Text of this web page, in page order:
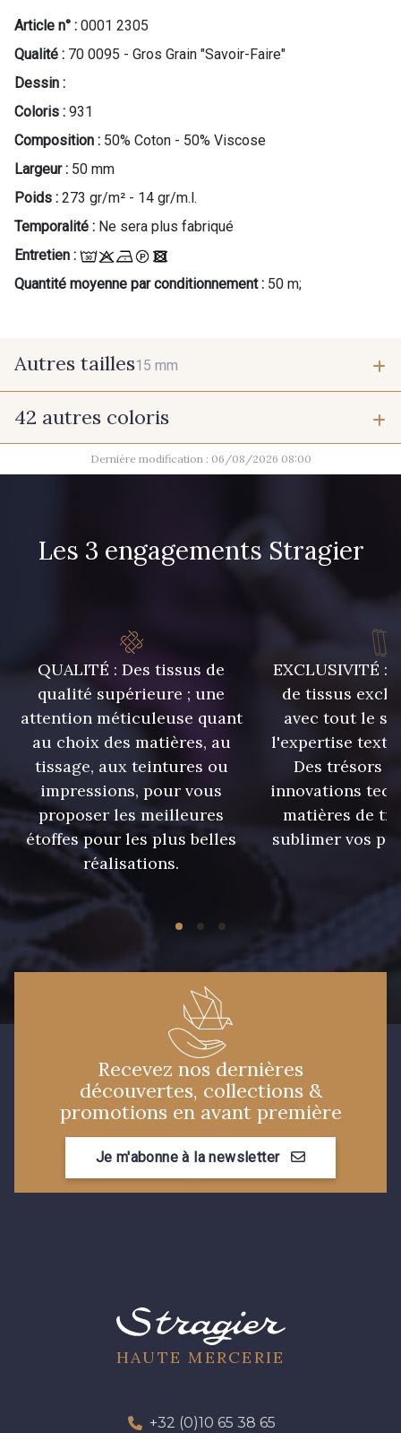
Article n° : 0001 2305
Qualité : 70 0095 - Gros Grain "Savoir-Faire"
Dessin :
Coloris : 931
Composition : 50% Coton - 50% Viscose
Largeur : 50 mm
Poids : 273 gr/m² - 14 gr/m.l.
Temporalité : Ne sera plus fabriqué
Entretien :
Quantité moyenne par conditionnement : 50 m;
Autres tailles15 mm
15 mm
42 autres coloris
7 - Sable 6 - Rose Zéphyr
2 - Bleu Encre
33 - Rose Corail 4 - Menthe à l'eau
13 - Jaune Poussin 46 - Rouge Sangria
24 - Vert Réséda 56 - Mauve
20 - Lilas
906 - Taupe Grisé 910 - Vert Khaki
12 - Gris Acier 22 - Prairie
23 - Tilleul 5 - Rose Poudré
914 - Beige Grisé Foncé
917 - Gris Perle
Dernière modification : 06/08/2026 08:00
Les 3 engagements Stragier
QUALITÉ : Des tissus de
qualité supérieure ; une
attention méticuleuse quant
au choix des matières, au
tissage, aux teintures ou
impressions, pour vous
proposer les meilleures
étoffes pour les plus belles
réalisations.
EXCLUSIVITÉ :
de tissus
avec tout le
l'expertise
Des trésors
innovations
matières de
sublimer vos
Recevez nos dernières
découvertes, collections &
promotions en avant première
Je m'abonne à la newsletter
HAUTE MERCERIE
+32 (0)10 65 38 65